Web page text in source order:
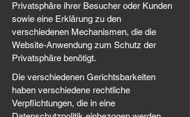
Privatsphäre ihrer Besucher oder Kunden
sowie eine Erklärung zu den
verschiedenen Mechanismen, die die
Website-Anwendung zum Schutz der
Privatsphäre benötigt.
Die verschiedenen Gerichtsbarkeiten
haben verschiedene rechtliche
Verpflichtungen, die in eine